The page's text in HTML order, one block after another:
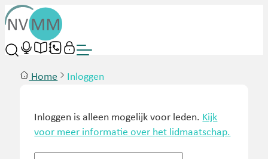
Home Inloggen
Inloggen is alleen mogelijk voor leden. Kijk
voor meer informatie over het lidmaatschap.